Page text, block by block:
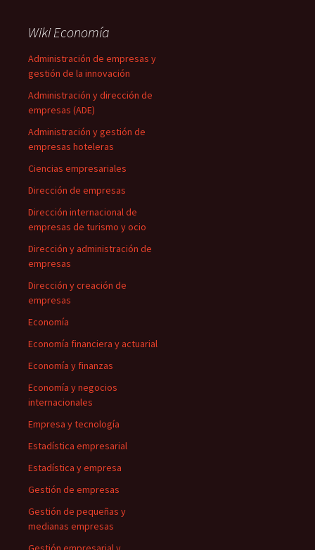
Wiki Economía
Administración de empresas y
gestión de la innovación
Administración y dirección de
empresas (ADE)
Administración y gestión de
empresas hoteleras
Ciencias empresariales
Dirección de empresas
Dirección internacional de
empresas de turismo y ocio
Dirección y administración de
empresas
Dirección y creación de
empresas
Economía
Economía financiera y actuarial
Economía y finanzas
Economía y negocios
internacionales
Empresa y tecnología
Estadística empresarial
Estadística y empresa
Gestión de empresas
Gestión de pequeñas y
medianas empresas